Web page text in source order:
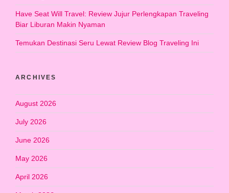
Have Seat Will Travel: Review Jujur Perlengkapan Traveling
Biar Liburan Makin Nyaman
Temukan Destinasi Seru Lewat Review Blog Traveling Ini
ARCHIVES
August 2026
July 2026
June 2026
May 2026
April 2026